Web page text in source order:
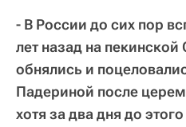
- В России до сих пор
лет назад на
обнялись и
Падериной после
хотя за два дня до